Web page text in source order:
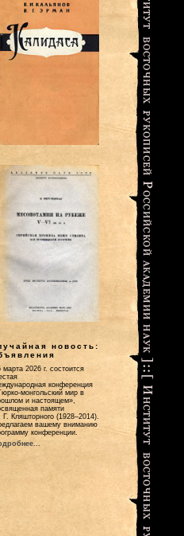
новость:
марта 2026 г. состоится
конференция
монгольский мир в
и настоящем»,
памяти
Кляшторного (1928–2014).
вашему вниманию
конференции.